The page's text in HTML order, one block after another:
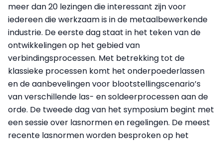
meer dan 20 lezingen die interessant zijn voor
iedereen die werkzaam is in de metaalbewerkende
industrie. De eerste dag staat in het teken van de
ontwikkelingen op het gebied van
verbindingsprocessen. Met betrekking tot de
klassieke processen komt het onderpoederlassen
en de aanbevelingen voor blootstellingscenario’s
van verschillende las- en soldeerprocessen aan de
orde. De tweede dag van het symposium begint met
een sessie over lasnormen en regelingen. De meest
recente lasnormen worden besproken op het